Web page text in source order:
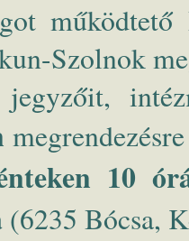
működtető
Szolnok
jegyzőit,
10
(6235 Bócsa,